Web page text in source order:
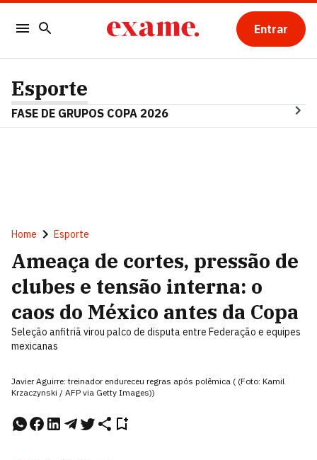
Entrar
Esporte
FASE DE GRUPOS COPA 2026
Home Esporte
Ameaça de cortes, pressão de
clubes e tensão interna: o
caos do México antes da Copa
Seleção anfitriã virou palco de disputa entre Federação e equipes
mexicanas
Javier Aguirre: treinador endureceu regras após polêmica ( (Foto: Kamil
Krzaczynski / AFP via Getty Images))